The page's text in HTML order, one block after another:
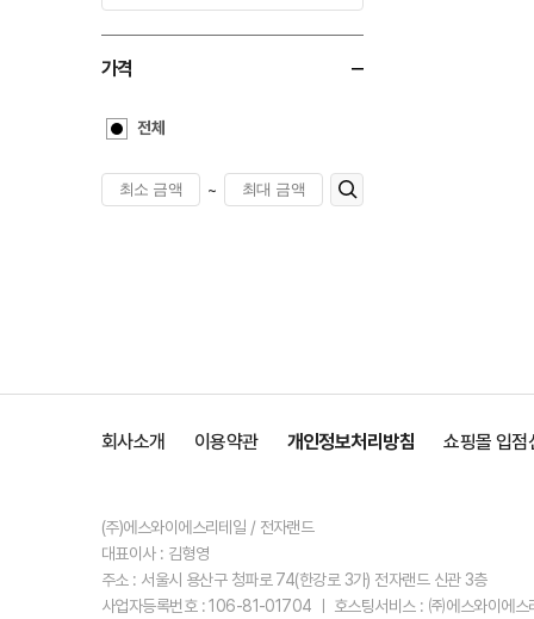
가격
전체
~
회사소개 이용약관 개인정보처리방침 쇼핑몰 입점
(주)에스와이에스리테일 / 전자랜드
대표이사 : 김형영
주소 : 서울시 용산구 청파로 74(한강로 3가) 전자랜드 신관 3층
사업자등록번호 : 106-81-01704 ㅣ 호스팅서비스 : ㈜에스와이에